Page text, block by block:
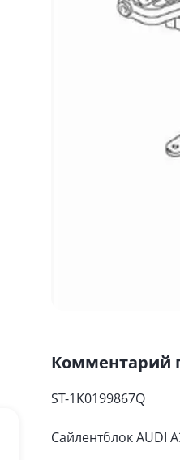
Комментарий
ST-1K0199867Q
Сайлентблок AUDI